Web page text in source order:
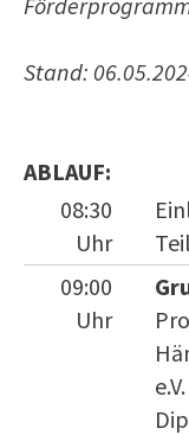
Stand:
ABLAUF:
08:30
Uhr
09:00
Uhr
e.V.